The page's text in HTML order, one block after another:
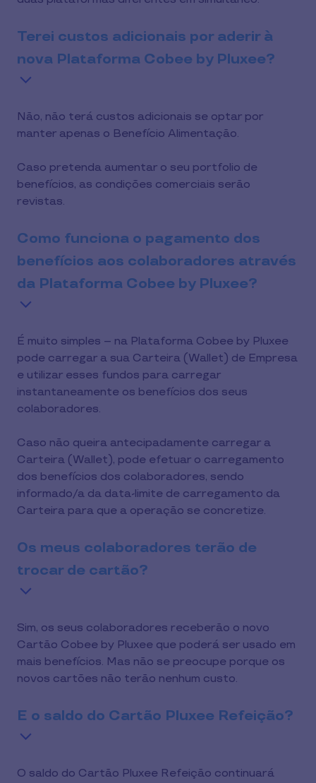
Terei custos adicionais por aderir à
nova Plataforma Cobee by Pluxee?
Não, não terá custos adicionais se optar por
manter apenas o Benefício Alimentação.
Caso pretenda aumentar o seu portfolio de
benefícios, as condições comerciais serão
revistas.
Como funciona o pagamento dos
benefícios aos colaboradores através
da Plataforma Cobee by Pluxee?
É muito simples – na Plataforma Cobee by Pluxee
pode carregar a sua Carteira (Wallet) de Empresa
e utilizar esses fundos para carregar
instantaneamente os benefícios dos seus
colaboradores.
Caso não queira antecipadamente carregar a
Carteira (Wallet), pode efetuar o carregamento
dos benefícios dos colaboradores, sendo
informado/a da data-limite de carregamento da
Carteira para que a operação se concretize.
Os meus colaboradores terão de
trocar de cartão?
Sim, os seus colaboradores receberão o novo
Cartão Cobee by Pluxee que poderá ser usado em
mais benefícios. Mas não se preocupe porque os
novos cartões não terão nenhum custo.
E o saldo do Cartão Pluxee Refeição?
O saldo do Cartão Pluxee Refeição continuará